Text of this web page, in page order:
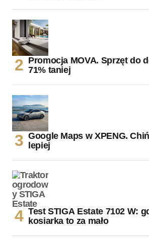
Promocja MOVA. Sprzęt do
71% taniej
Google Maps w XPENG.
lepiej
Test STIGA Estate 7102 W:
kosiarka to za mało